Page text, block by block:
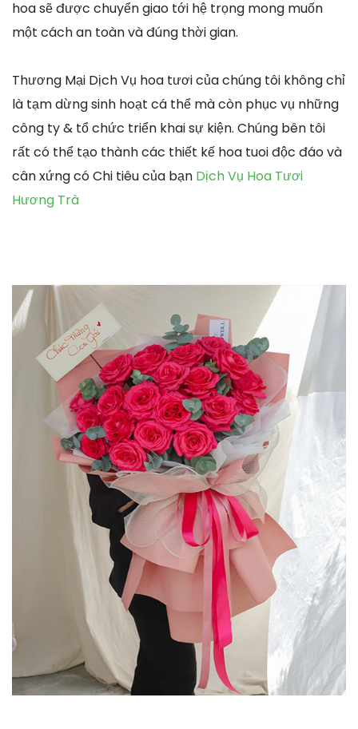
hoa sẽ được chuyển giao tới hệ trọng mong muốn
một cách an toàn và đúng thời gian.
Thương Mại Dịch Vụ hoa tươi của chúng tôi không chỉ
là tạm dừng sinh hoạt cá thể mà còn phục vụ những
công ty & tổ chức triển khai sự kiện. Chúng bên tôi
rất có thể tạo thành các thiết kế hoa tuoi độc đáo và
cân xứng có Chi tiêu của bạn Dịch Vụ Hoa Tươi
Hương Trà